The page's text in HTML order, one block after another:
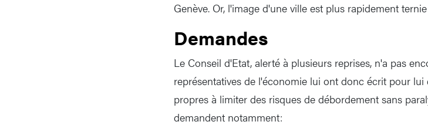
Genève. Or, l'image d'une ville est plus rapidement
Demandes
Le Conseil d'Etat, alerté à plusieurs reprises, n'a pas
représentatives de l'économie lui ont donc écrit pour
propres à limiter des risques de débordement sans
demandent notamment: